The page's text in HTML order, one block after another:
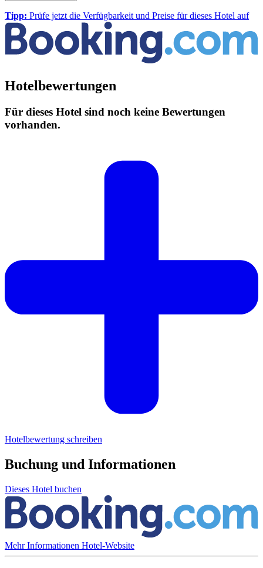
Tipp: Prüfe jetzt die Verfügbarkeit und Preise für dieses Hotel auf
Hotelbewertungen
Für dieses Hotel sind noch keine Bewertungen
vorhanden.
Hotelbewertung schreiben
Buchung und Informationen
Dieses Hotel buchen
Mehr Informationen Hotel-Website